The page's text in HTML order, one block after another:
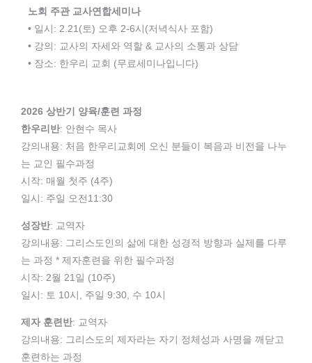
노회 주관 교사연합세미나
• 일시: 2.21(토) 오후 2-6시(저녁식사 포함)
• 강의: 교사의 자세와 역할 & 교사의 소통과 상담
• 장소: 한우리 교회 (무료세미나입니다)
2026 상반기 양육/훈련 과정
한우리반: 안현수 목사
강의내용: 처음 한우리교회에 오신 분들이 복음과 비전을 나누
는 교인 필수과정
시작: 매월 첫주 (4주)
일시: 주일 오전11:30
성장반: 교역자
강의내용: 그리스도인의 삶에 대한 성경적 방향과 실제를 다루
는 과정 * 제자훈련을 위한 필수과정
시작: 2월 21일 (10주)
일시: 토 10시, 주일 9:30, 수 10시
제자 훈련반: 교역자
강의내용: 그리스도의 제자라는 자기 정체성과 사명을 깨닫고
훈련하는 과정